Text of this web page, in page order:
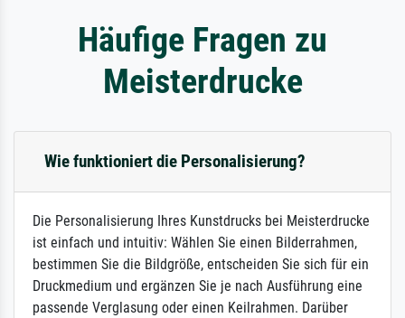
Häufige Fragen zu
Meisterdrucke
Wie funktioniert die Personalisierung?
Die Personalisierung Ihres Kunstdrucks bei Meisterdrucke
ist einfach und intuitiv: Wählen Sie einen Bilderrahmen,
bestimmen Sie die Bildgröße, entscheiden Sie sich für ein
Druckmedium und ergänzen Sie je nach Ausführung eine
passende Verglasung oder einen Keilrahmen. Darüber